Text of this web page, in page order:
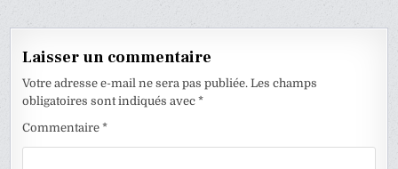
Laisser un commentaire
Votre adresse e-mail ne sera pas publiée. Les champs
obligatoires sont indiqués avec*
Commentaire*